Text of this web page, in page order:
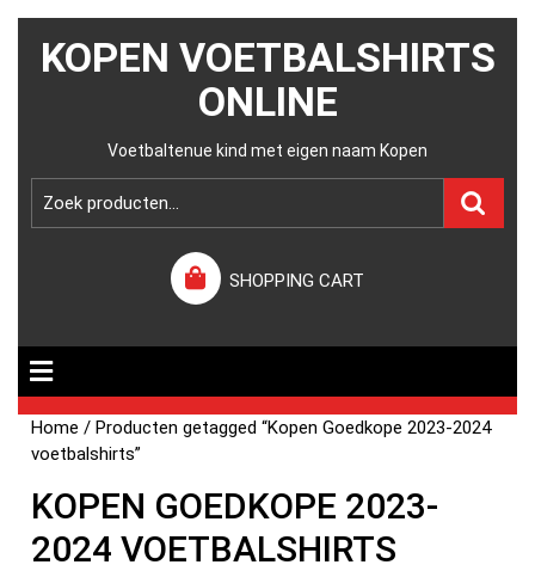
KOPEN VOETBALSHIRTS
ONLINE
Voetbaltenue kind met eigen naam Kopen
SHOPPING CART
Home / Producten getagged “Kopen Goedkope 2023-2024
voetbalshirts”
KOPEN GOEDKOPE 2023-
2024 VOETBALSHIRTS